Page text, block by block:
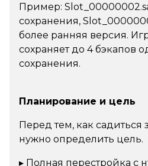
Пример:
сохранения,
более ранняя версия.
сохраняет до 4 бэкапов
сохранения.
Планирование и цель
Перед тем, как садиться
нужно определить цель.
▸ Полная перестройка с